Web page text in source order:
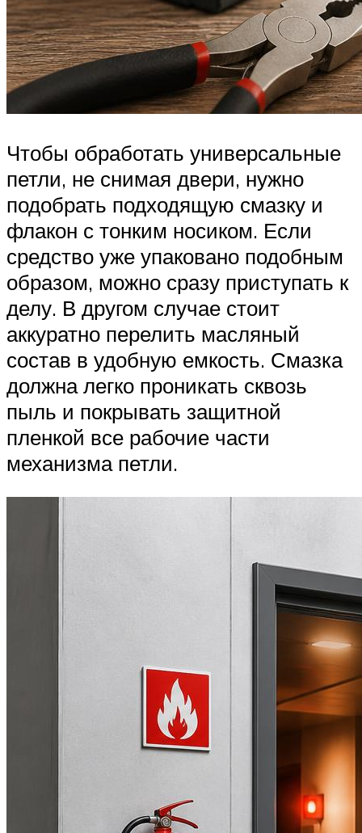
Чтобы обработать универсальные
петли, не снимая двери, нужно
подобрать подходящую смазку и
флакон с тонким носиком. Если
средство уже упаковано подобным
образом, можно сразу приступать к
делу. В другом случае стоит
аккуратно перелить масляный
состав в удобную емкость. Смазка
должна легко проникать сквозь
пыль и покрывать защитной
пленкой все рабочие части
механизма петли.